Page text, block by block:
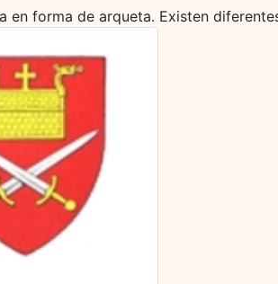
en forma de arqueta. Existen